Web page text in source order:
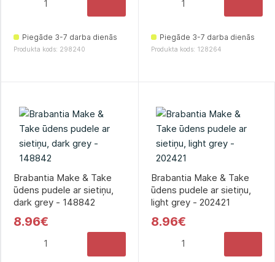
Piegāde 3-7 darba dienās
Produkta kods: 298240
Piegāde 3-7 darba dienās
Produkta kods: 128264
Brabantia Make & Take
ūdens pudele ar sietiņu,
dark grey - 148842
8.96€
Brabantia Make & Take
ūdens pudele ar sietiņu,
light grey - 202421
8.96€